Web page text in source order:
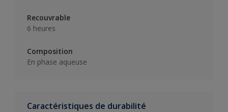
Recouvrable
6 heures
Composition
En phase aqueuse
Caractéristiques de durabilité